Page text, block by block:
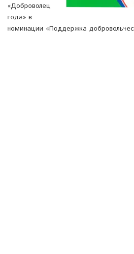
«Доброволец
года» в
номинации «Поддержка